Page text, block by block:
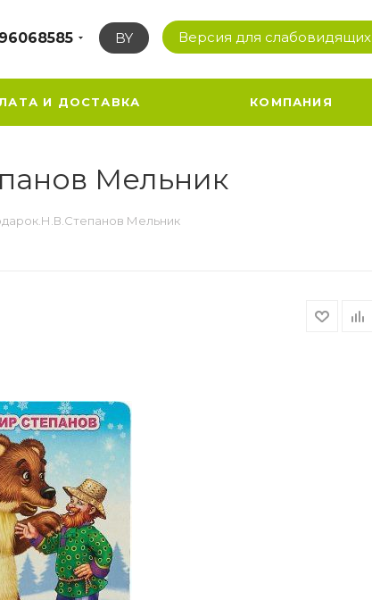
BY Версия для слабовидящих
И ДОСТАВКА КОМПАНИЯ
Мельник
Мельник